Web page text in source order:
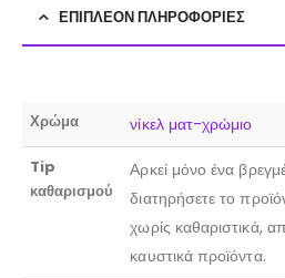
ΕΠΙΠΛΈΟΝ ΠΛΗΡΟΦΟΡΊΕΣ
Χρώμα νίκελ ματ-χρώμιο
Tip
καθαρισμού
Αρκεί μόνο ένα
διατηρήσετε το
χωρίς καθαριστικά,
καυστικά προϊόντα.